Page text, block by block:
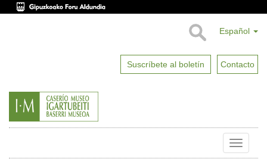
Español
Suscríbete al boletín Contacto
Toggle